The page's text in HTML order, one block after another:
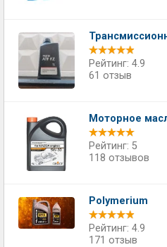
Рейтинг: 4.9
61 отзыв
Моторное
Рейтинг: 5
118 отзывов
Polymerium
Рейтинг: 4.9
171 отзыв